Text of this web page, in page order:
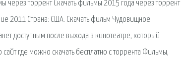
торрент Скачать фильмы 2015 года через торрент
2011 Страна: США. Скачать фильм Чудовищное
доступным после выхода в кинотеатре, который
где можно скачать бесплатно с торрента Фильмы,